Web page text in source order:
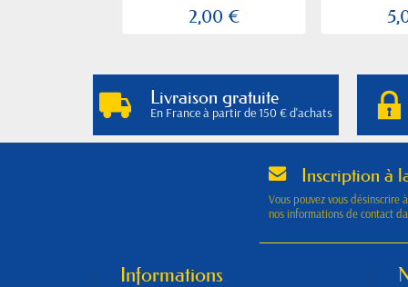
2,00 €
Livraison gratuite
En France à partir de 150 € d'achats
Inscription à
Vous pouvez vous désinscrire
nos informations de contact
Informations